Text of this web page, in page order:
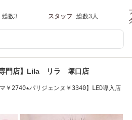
総数3 スタッフ 総数3人
専門店】Lila リラ 塚口店
￥2740★パリジェンヌ￥3340】LED導入店